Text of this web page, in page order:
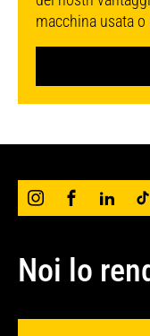
macchina usata
Noi lo